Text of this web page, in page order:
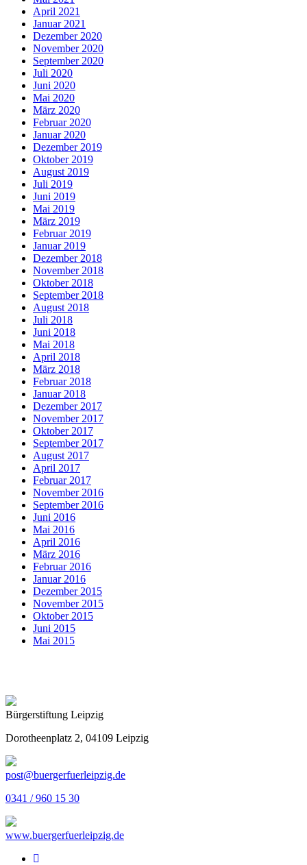
April 2021
Januar 2021
Dezember 2020
November 2020
September 2020
Juli 2020
Juni 2020
Mai 2020
März 2020
Februar 2020
Januar 2020
Dezember 2019
Oktober 2019
August 2019
Juli 2019
Juni 2019
Mai 2019
März 2019
Februar 2019
Januar 2019
Dezember 2018
November 2018
Oktober 2018
September 2018
August 2018
Juli 2018
Juni 2018
Mai 2018
April 2018
März 2018
Februar 2018
Januar 2018
Dezember 2017
November 2017
Oktober 2017
September 2017
August 2017
April 2017
Februar 2017
November 2016
September 2016
Juni 2016
Mai 2016
April 2016
März 2016
Februar 2016
Januar 2016
Dezember 2015
November 2015
Oktober 2015
Juni 2015
Mai 2015
Bürgerstiftung Leipzig
Dorotheenplatz 2, 04109 Leipzig
post@buergerfuerleipzig.de
0341 / 960 15 30
www.buergerfuerleipzig.de